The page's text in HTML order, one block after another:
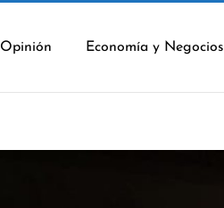
Opinión Economía y Negocios